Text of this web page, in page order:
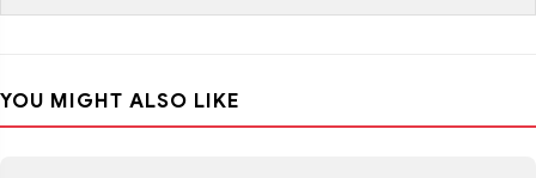
YOU MIGHT ALSO LIKE